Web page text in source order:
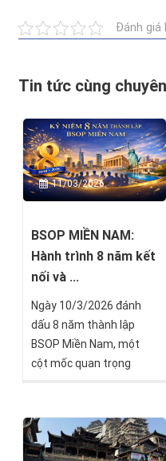
Đánh giá
Tin tức cùng
11/03/2026
BSOP MIỀN NAM:
Hành trình 8 năm kết
nối và ...
Ngày 10/3/2026 đánh
dấu 8 năm thành lập
BSOP Miền Nam, một
cột mốc quan trọng
trong hệ sinh thái Bắc
Sơn Group.